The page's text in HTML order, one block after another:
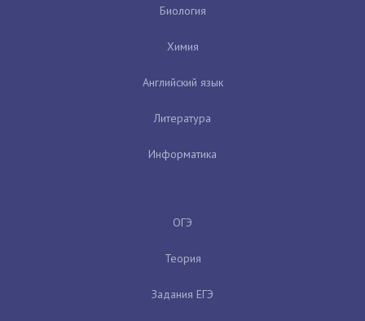
Биология
Химия
Английский язык
Литература
Информатика
ОГЭ
Теория
Задания ЕГЭ